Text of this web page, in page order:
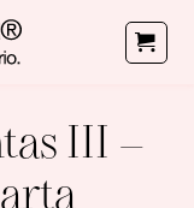
III –